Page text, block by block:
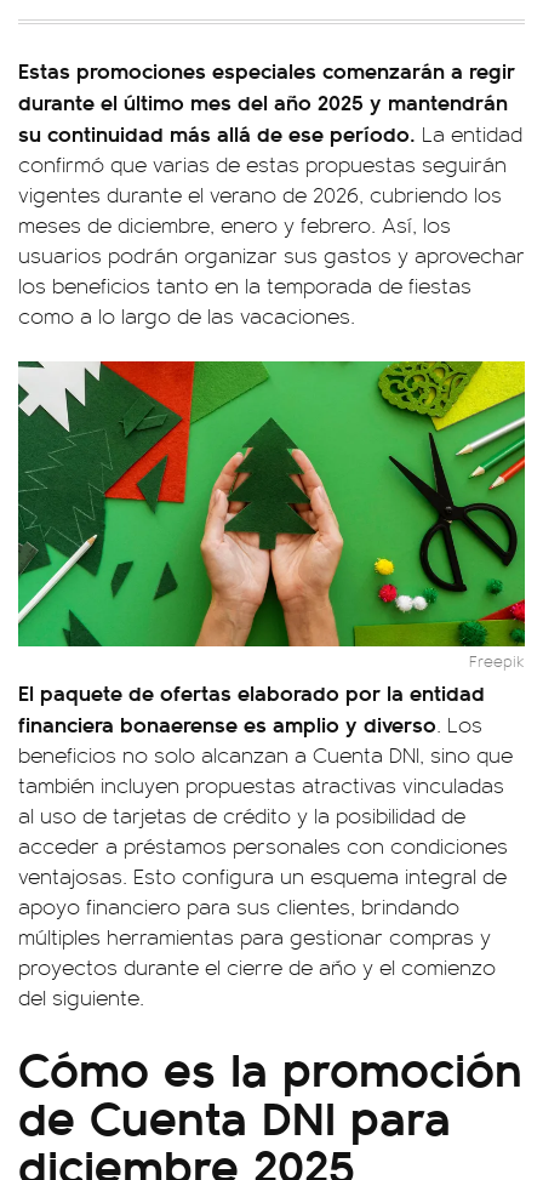
Estas promociones especiales comenzarán a regir
durante el último mes del año 2025 y mantendrán
su continuidad más allá de ese período. La entidad
confirmó que varias de estas propuestas seguirán
vigentes durante el verano de 2026, cubriendo los
meses de diciembre, enero y febrero. Así, los
usuarios podrán organizar sus gastos y aprovechar
los beneficios tanto en la temporada de fiestas
como a lo largo de las vacaciones.
Freepik
El paquete de ofertas elaborado por la entidad
financiera bonaerense es amplio y diverso. Los
beneficios no solo alcanzan a Cuenta DNI, sino que
también incluyen propuestas atractivas vinculadas
al uso de tarjetas de crédito y la posibilidad de
acceder a préstamos personales con condiciones
ventajosas. Esto configura un esquema integral de
apoyo financiero para sus clientes, brindando
múltiples herramientas para gestionar compras y
proyectos durante el cierre de año y el comienzo
del siguiente.
Cómo es la promoción
de Cuenta DNI para
diciembre 2025